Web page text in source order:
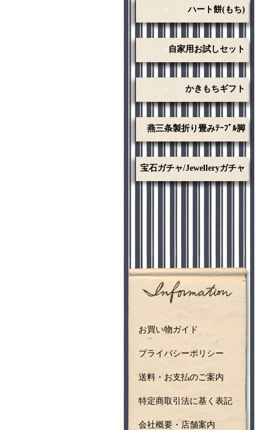
ハート餅(もち)
自家用お試しセット
かきもちギフト
燕三条製折り畳みﾃｰﾌﾞﾙ脚
宝石ガチャ/Jewelleryガチャ
お買い物ガイド
プライバシーポリシー
送料・お支払のご案内
特定商取引法に基く表記
会社概要・店舗案内